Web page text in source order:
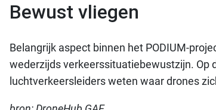
Bewust vliegen
Belangrijk aspect binnen het PODIUM-
wederzijds verkeerssituatiebewustzijn. Op
luchtverkeersleiders weten waar drones